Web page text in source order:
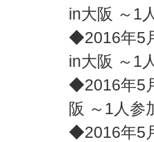
in大阪 ～1
◆2016年5
in大阪 ～1
◆2016年5
阪 ～1人参
◆2016年5